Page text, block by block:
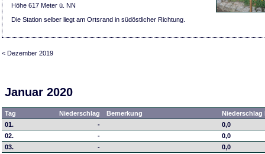
Höhe 617 Meter ü. NN
Die Station selber liegt am Ortsrand in südöstlicher Richtung.
< Dezember 2019
Januar 2020
Tag Niederschlag Bemerkung
01.
-
0,0
02.
-
0,0
03.
-
0,0